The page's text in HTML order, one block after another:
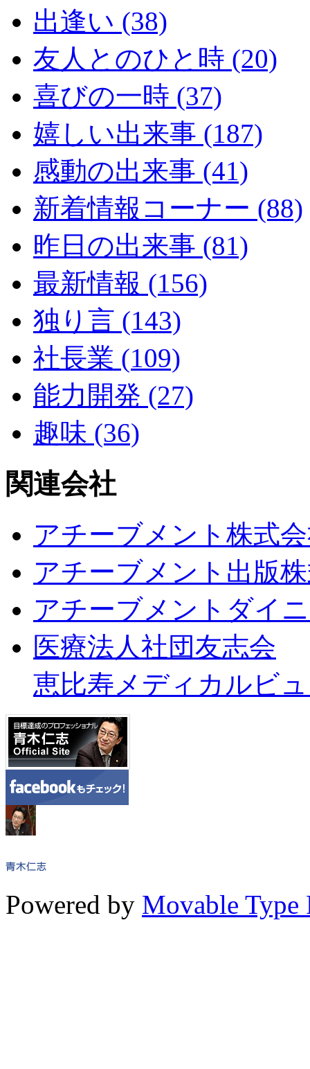
出逢い (38)
友人とのひと時 (20)
喜びの一時 (37)
嬉しい出来事 (187)
感動の出来事 (41)
新着情報コーナー (88)
昨日の出来事 (81)
最新情報 (156)
独り言 (143)
社長業 (109)
能力開発 (27)
趣味 (36)
関連会社
アチーブメント株式
アチーブメント出版
アチーブメントダイ
医療法人社団友志会
恵比寿メディカルビ
Powered by Movable Type